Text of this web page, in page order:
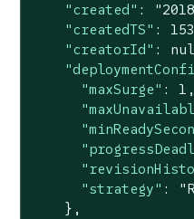
"created" :
"createdTS" :
"creatorId" :
"maxSurge" : 1 ,
"strategy" :
    },